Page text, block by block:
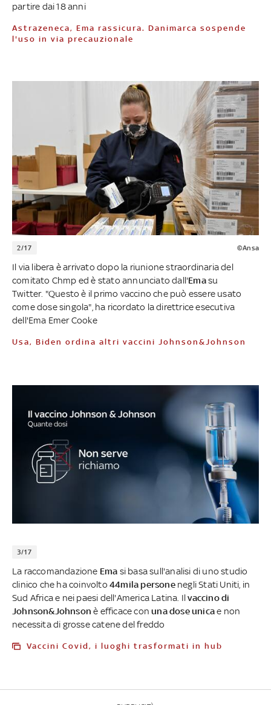
partire dai 18 anni
Astrazeneca, Ema rassicura. Danimarca sospende
l'uso in via precauzionale
2/17 ©Ansa
Il via libera è arrivato dopo la riunione straordinaria del
comitato Chmp ed è stato annunciato dall'Emasu
Twitter. "Questo è il primo vaccino che può essere usato
come dose singola", ha ricordato la direttrice esecutiva
dell'Ema Emer Cooke
Usa, Biden ordina altri vaccini Johnson&Johnson
3/17
La raccomandazione Ema si basa sull'analisi di uno studio
clinico che ha coinvolto 44mila persone negli Stati Uniti, in
Sud Africa e nei paesi dell'America Latina. Ilvaccino di
Johnson&Johnson è efficace conuna dose unicae non
necessita di grosse catene del freddo
Vaccini Covid, i luoghi trasformati in hub